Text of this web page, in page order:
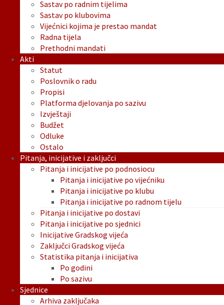
Sastav po radnim tijelima
Sastav po klubovima
Vijećnici kojima je prestao mandat
Radna tijela
Prethodni mandati
Akti
Statut
Poslovnik o radu
Propisi
Platforma djelovanja po sazivu
Izvještaji
Budžet
Odluke
Ostalo
Pitanja, inicijative i zaključci
Pitanja i inicijative po podnosiocu
Pitanja i inicijative po vijećniku
Pitanja i inicijative po klubu
Pitanja i inicijative po radnom tijelu
Pitanja i inicijative po dostavi
Pitanja i inicijative po sjednici
Inicijative Gradskog vijeća
Zaključci Gradskog vijeća
Statistika pitanja i inicijativa
Po godini
Po sazivu
Sjednice
Arhiva zaključaka